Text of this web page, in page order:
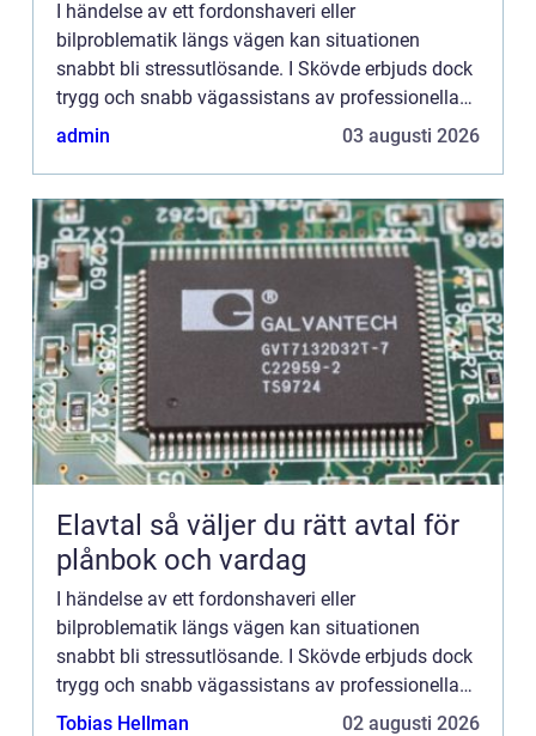
I händelse av ett fordonshaveri eller
bilproblematik längs vägen kan situationen
snabbt bli stressutlösande. I Skövde erbjuds dock
trygg och snabb vägassistans av professionella
bärgningsfirmor som står till d...
admin 03 augusti 2026
Elavtal så väljer du rätt avtal för
plånbok och vardag
I händelse av ett fordonshaveri eller
bilproblematik längs vägen kan situationen
snabbt bli stressutlösande. I Skövde erbjuds dock
trygg och snabb vägassistans av professionella
bärgningsfirmor som står till d...
Tobias Hellman 02 augusti 2026